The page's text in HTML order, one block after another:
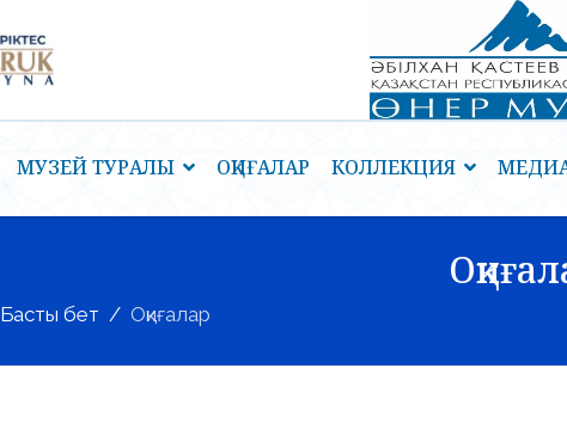
МУЗЕЙ ТУРАЛЫ ОҚИҒАЛАР КОЛЛЕКЦИЯ
Басты бет Оқиғалар